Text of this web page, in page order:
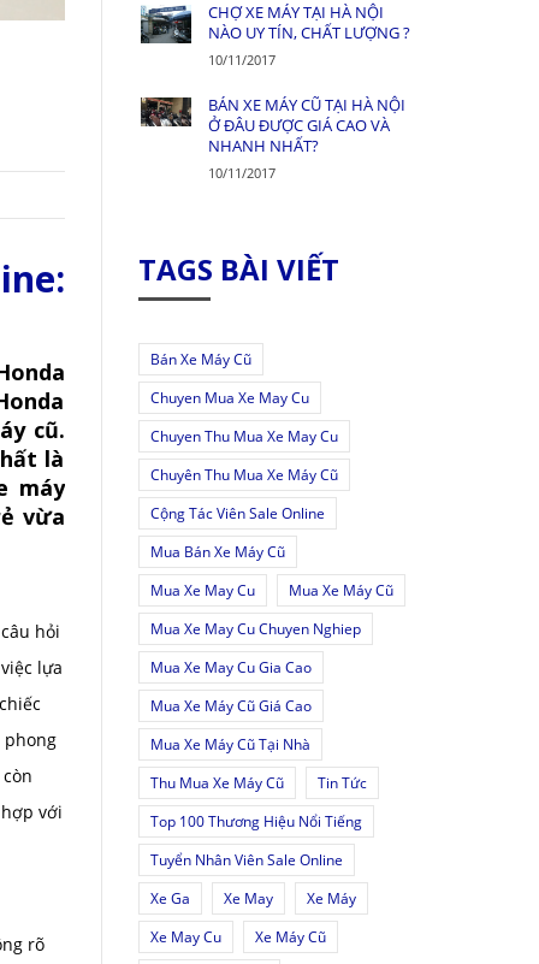
cũ.
là
máy
vừa
hỏi
lựa
phong
với
rõ
CHỢ XE MÁY TẠI HÀ NỘI
NÀO UY TÍN, CHẤT LƯỢNG ?
10/11/2017
BÁN XE MÁY CŨ TẠI HÀ NỘI
Ở ĐÂU ĐƯỢC GIÁ CAO VÀ
NHANH NHẤT?
10/11/2017
TAGS BÀI VIẾT
Bán Xe Máy Cũ
Chuyen Mua Xe May Cu
Chuyen Thu Mua Xe May Cu
Chuyên Thu Mua Xe Máy Cũ
Cộng Tác Viên Sale Online
Mua Bán Xe Máy Cũ
Mua Xe May Cu
Mua Xe Máy Cũ
Mua Xe May Cu Chuyen Nghiep
Mua Xe May Cu Gia Cao
Mua Xe Máy Cũ Giá Cao
Mua Xe Máy Cũ Tại Nhà
Thu Mua Xe Máy Cũ
Tin Tức
Top 100 Thương Hiệu Nổi Tiếng
Tuyển Nhân Viên Sale Online
Xe Ga
Xe May
Xe Máy
Xe May Cu
Xe Máy Cũ